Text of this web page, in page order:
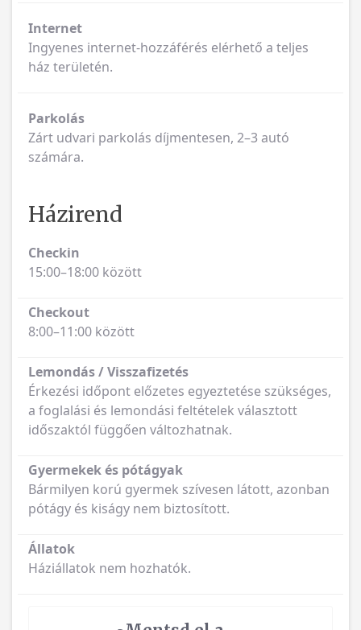
Internet
Ingyenes internet-hozzáférés elérhető a teljes
ház területén.
Parkolás
Zárt udvari parkolás díjmentesen, 2–3 autó
számára.
Házirend
Checkin
15:00–18:00 között
Checkout
8:00–11:00 között
Lemondás / Visszafizetés
Érkezési időpont előzetes egyeztetése szükséges,
a foglalási és lemondási feltételek választott
időszaktól függően változhatnak.
Gyermekek és pótágyak
Bármilyen korú gyermek szívesen látott, azonban
pótágy és kiságy nem biztosított.
Állatok
Háziállatok nem hozhatók.